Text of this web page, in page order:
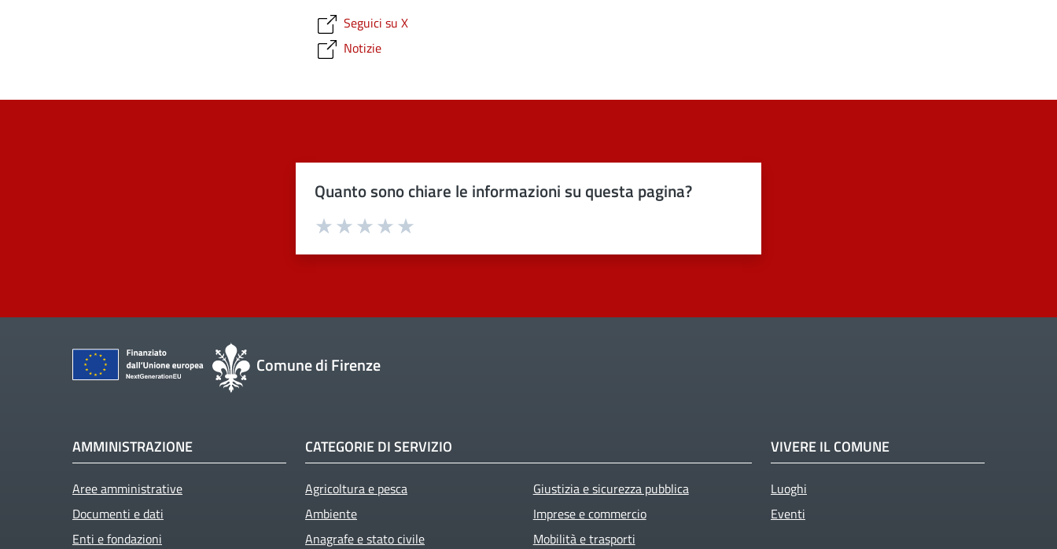
Seguici su X
Notizie
Quanto sono chiare le informazioni su questa pagina?
Valuta 4 stelle su 5
Valuta 3 stelle su 5
Valuta 2 stelle su 5
Valuta 1 stelle su 5
Comune di Firenze
AMMINISTRAZIONE
Aree amministrative
Documenti e dati
Enti e fondazioni
CATEGORIE DI SERVIZIO
Agricoltura e pesca
Ambiente
Anagrafe e stato civile
Giustizia e sicurezza pubblica
Imprese e commercio
Mobilità e trasporti
VIVERE IL COMUNE
Luoghi
Eventi